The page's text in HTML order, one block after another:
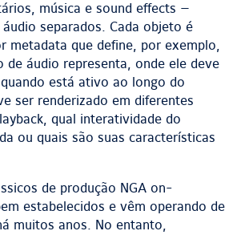
música e sound effects —
separados. Cada objeto é
metadata que define, por exemplo,
de áudio representa, onde ele deve
está ativo ao longo do
ser renderizado em diferentes
qual interatividade do
ou quais são suas características
de produção NGA on-
estabelecidos e vêm operando de
muitos anos. No entanto,